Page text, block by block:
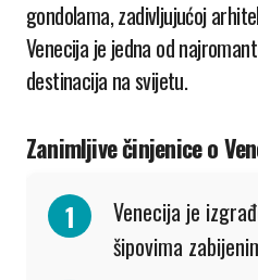
gondolama, zadivljujućoj
Venecija je jedna od
destinacija na svijetu.
Zanimljive činjenice o
Venecija je
šipovima